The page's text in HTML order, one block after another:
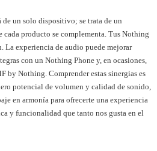
un solo dispositivo; se trata de un
cada producto se complementa. Tus Nothing
La experiencia de audio puede mejorar
con un Nothing Phone y, en ocasiones,
by Nothing. Comprender estas sinergias es
potencial de volumen y calidad de sonido,
en armonía para ofrecerte una experiencia
y funcionalidad que tanto nos gusta en el